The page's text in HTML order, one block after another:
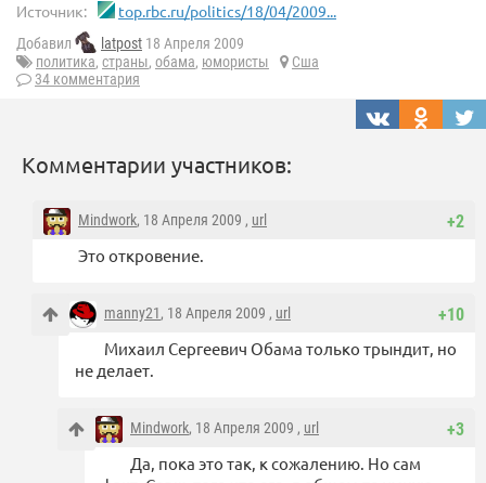
Источник: top.rbc.ru/politics/18/04/2009...
Добавил latpost 18 Апреля 2009
политика, страны, обама, юмористы
Сша
34 комментария
Комментарии участников:
+2
Mindwork, 18 Апреля 2009 , url
Это откровение.
+10
manny21, 18 Апреля 2009 , url
Михаил Сергеевич Обама только трындит, но
не делает.
+3
Mindwork, 18 Апреля 2009 , url
Да, пока это так, к сожалению. Но сам